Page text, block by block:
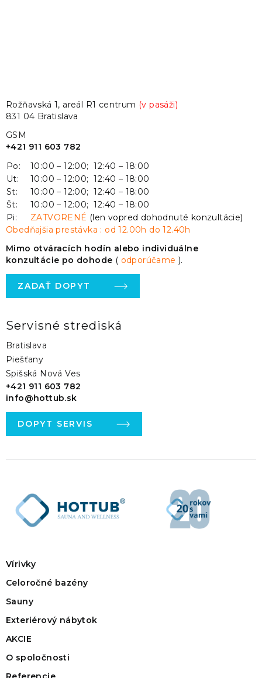
Rožňavská 1, areál R1 centrum (v pasáži)
831 04 Bratislava
GSM
+421 911 603 782
Po:
10:00 – 12:00; 12:40 – 18:00
Ut:
10:00 – 12:00; 12:40 – 18:00
St:
10:00 – 12:00; 12:40 – 18:00
Št:
10:00 – 12:00; 12:40 – 18:00
Pi:
ZATVORENÉ (len vopred dohodnuté konzultácie)
Obedňajšia prestávka : od 12.00h do 12.40h
Mimo otváracích hodín alebo individuálne
konzultácie po dohode ( odporúčame).
ZADAŤ DOPYT
Servisné strediská
Bratislava
Piešťany
Spišská Nová Ves
+421 911 603 782
info@hottub.sk
DOPYT SERVIS
Vírivky
Celoročné bazény
Sauny
Exteriérový nábytok
AKCIE
O spoločnosti